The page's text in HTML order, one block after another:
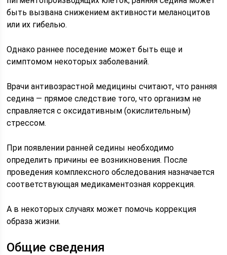
быть вызвана снижением активности меланоцитов
или их гибелью.
Однако раннее поседение может быть еще и
симптомом некоторых заболеваний.
Врачи антивозрастной медицины считают, что ранняя
седина — прямое следствие того, что организм не
справляется с оксидативным (окислительным)
стрессом.
При появлении ранней седины необходимо
определить причины ее возникновения. После
проведения комплексного обследования назначается
соответствующая медикаментозная коррекция.
А в некоторых случаях может помочь коррекция
образа жизни.
Общие сведения